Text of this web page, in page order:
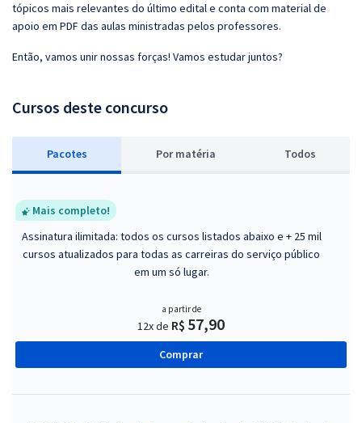
tópicos mais relevantes do último edital e conta com material de
apoio em PDF das aulas ministradas pelos professores.
Então, vamos unir nossas forças! Vamos estudar juntos?
Cursos deste concurso
Pacotes Por matéria Todos
Mais completo!
Assinatura ilimitada: todos os cursos listados abaixo e + 25 mil
cursos atualizados para todas as carreiras do serviço público
em um só lugar.
a partir de
12x de R$ 57,90
Comprar